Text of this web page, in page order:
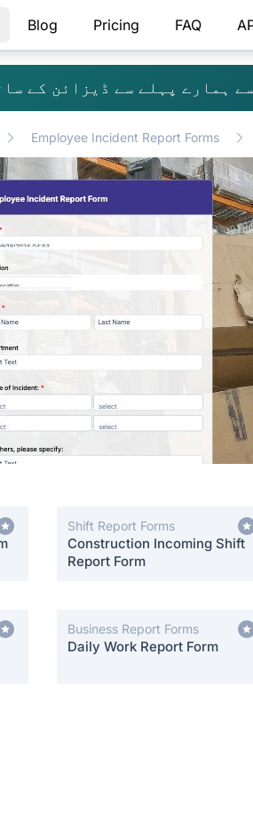
Blog Pricing FAQ
ہمارے پہلے سے ڈیزائن کے
Employee Incident Report Forms
Shift Report Forms
Construction Incoming Shift
Report Form
Business Report Forms
Daily Work Report Form